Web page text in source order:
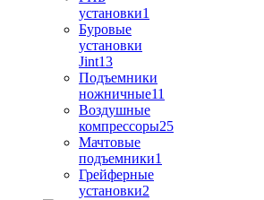
установки1
Буровые
установки
Jint13
Подъемники
ножничные11
Воздушные
компрессоры25
Мачтовые
подъемники1
Грейферные
установки2